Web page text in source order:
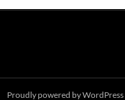
Proudly powered by WordPress